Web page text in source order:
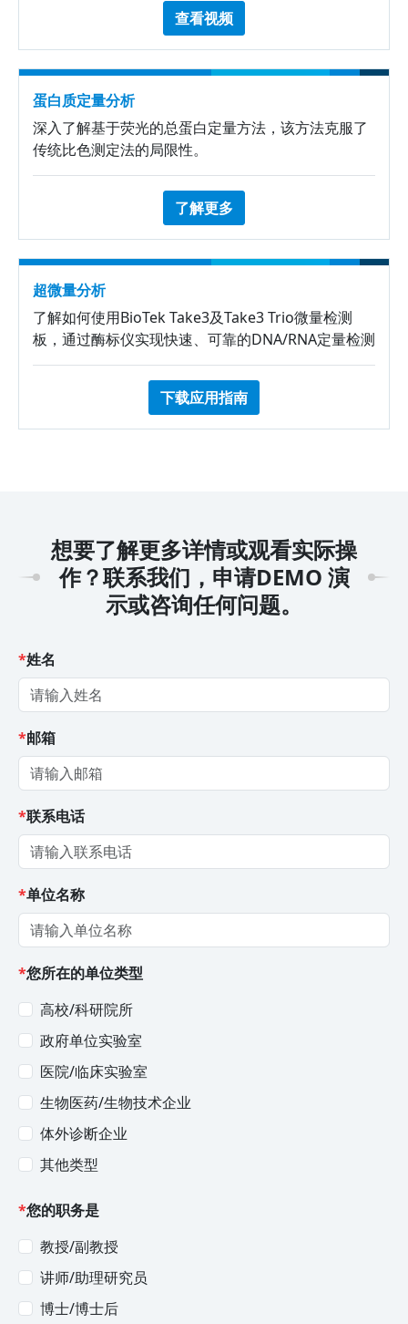
查看视频
蛋白质定量分析
深入了解基于荧光的总蛋白定量方法，该方法克服了
传统比色测定法的局限性。
了解更多
超微量分析
了解如何使用BioTek Take3及Take3 Trio微量检测
板，通过酶标仪实现快速、可靠的DNA/RNA定量检测
下载应用指南
想要了解更多详情或观看实际操
作？联系我们，申请DEMO 演
示或咨询任何问题。
*姓名
*邮箱
*联系电话
*单位名称
*您所在的单位类型
高校/科研院所
政府单位实验室
医院/临床实验室
生物医药/生物技术企业
体外诊断企业
其他类型
*您的职务是
教授/副教授
讲师/助理研究员
博士/博士后